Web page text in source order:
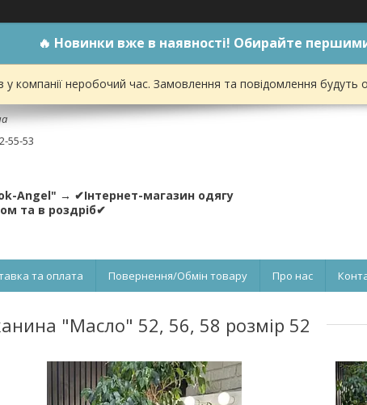
🔥 Новинки вже в наявності! Обирайте
у компанії неробочий час. Замовлення та повідомлення
55-53
Angel" → ✔Інтернет-магазин одягу
та в роздріб✔
та оплата Повернення/Обмін товару Про нас
"Масло" 52, 56, 58 розмір 52